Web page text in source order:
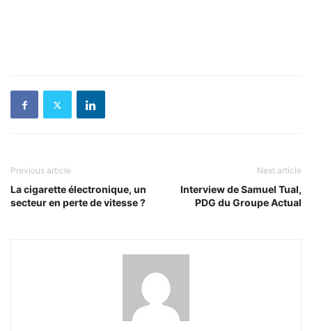
Previous article
La cigarette électronique, un
secteur en perte de vitesse ?
Next article
Interview de Samuel Tual,
PDG du Groupe Actual